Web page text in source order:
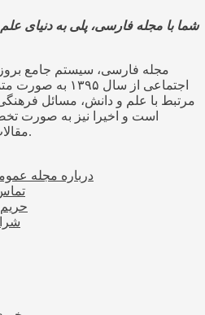
شما با مجله فارسی، پلی به دنیای
مجله فارسی، سیستم جامع
اجتماعی از سال
مرتبط با علم و دانش، مسائل
است و اخیرا نیز به صورت
مقالات این حوزه‌ها فعالیت می کند.
درباره مجله